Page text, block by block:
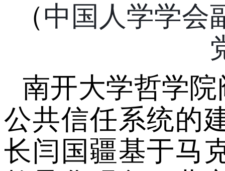
（中国人学学会
南开大学哲学
公共信任系统的
长闫国疆基于马